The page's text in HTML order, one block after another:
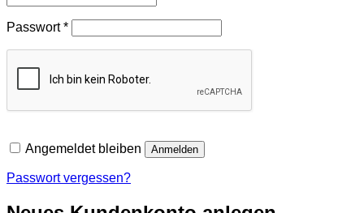
Passwort*Erforderlich
Angemeldet bleiben Anmelden
Passwort vergessen?